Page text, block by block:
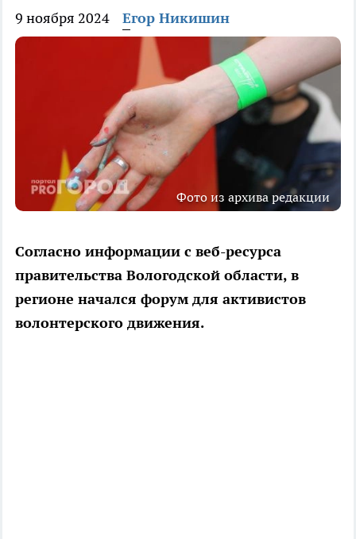
9 ноября 2024 Егор Никишин
Фото из архива редакции
Согласно информации с веб-ресурса
правительства Вологодской области, в
регионе начался форум для активистов
волонтерского движения.